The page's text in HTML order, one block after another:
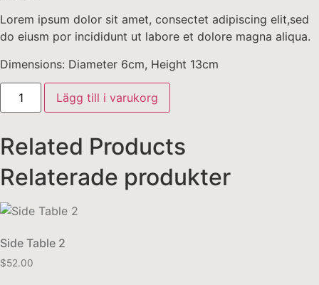
Lorem ipsum dolor sit amet, consectet adipiscing elit,sed
do eiusm por incididunt ut labore et dolore magna aliqua.
Dimensions: Diameter 6cm, Height 13cm
Lägg till i varukorg
Related Products
Relaterade produkter
Side Table 2
$52.00